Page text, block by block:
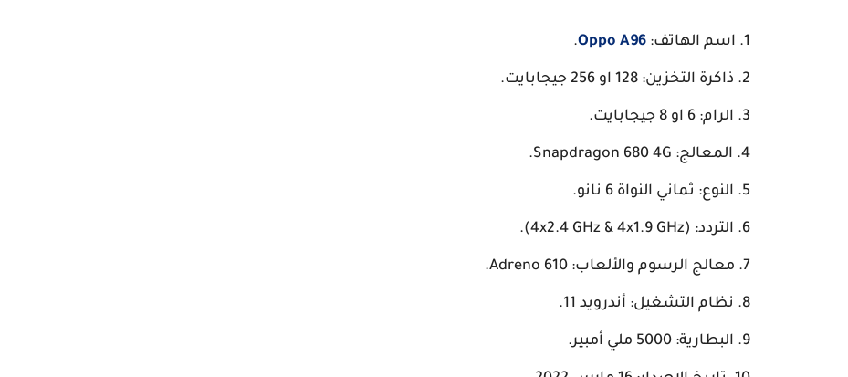
اسم الهاتف: Oppo A96
.
ذاكرة التخزين: 128 او 256 جيجابايت.
الرام: 6 او 8 جيجابايت.
المعالج: Snapdragon 680 4G.
النوع: ثماني النواة 6 نانو.
التردد: (4x2.4 GHz & 4x1.9 GHz).
معالج الرسوم والألعاب: Adreno 610.
نظام التشغيل: أندرويد 11.
البطارية: 5000 ملي أمبير.